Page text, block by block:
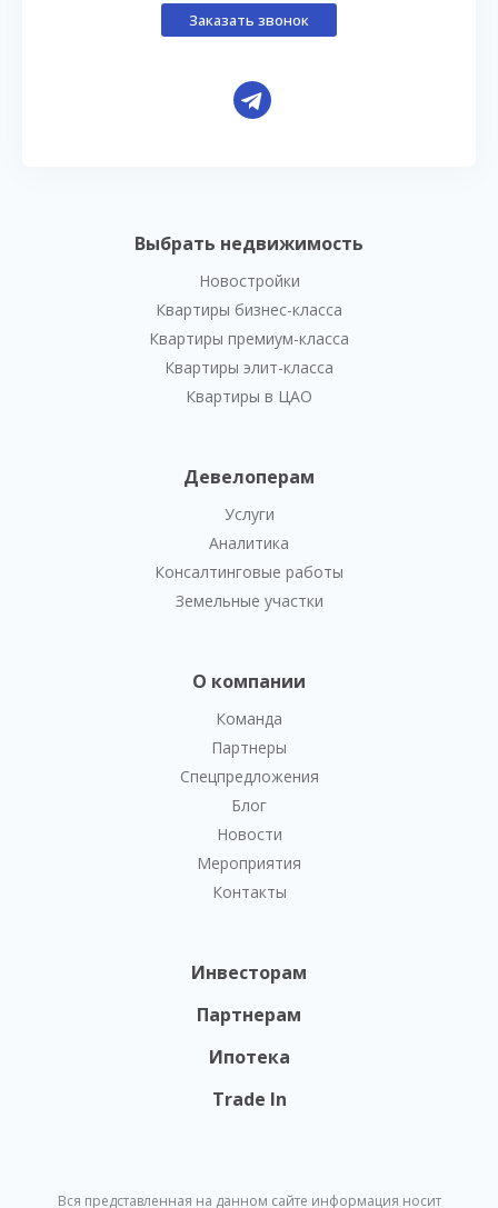
Выбрать недвижимость
Новостройки
Квартиры бизнес-класса
Квартиры премиум-класса
Квартиры элит-класса
Квартиры в ЦАО
Девелоперам
Услуги
Аналитика
Консалтинговые работы
Земельные участки
О компании
Команда
Партнеры
Спецпредложения
Блог
Новости
Мероприятия
Контакты
Инвесторам
Партнерам
Ипотека
Trade In
Заказать звонок
Вся представленная на данном сайте информация носит